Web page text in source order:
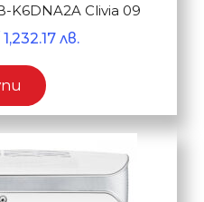
K6DNA2A Clivia 09
лв.